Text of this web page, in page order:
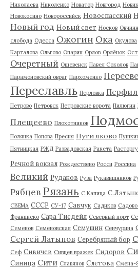
Николаева Николенко Новатор Новгород
Новокосино Новороссийск Новоспасский
Новый год Новый свет Носков
слобода Одесса Ожогин Ока Окулова
Карталова Ольгово Опарин Орлов Орлёнок
Очеретный Ошевенск Павел Соколов
Парамоновский овраг Пархоменко
Переславль Перловка
Петрово Петровск Петровские ворота Пилюгин
Плещеево Плохотников
Полянка Попова Пресня Путилково
Пятницкая РЖД Развадовская Ракета
Речной вокзал Рождествено Росси Россина
Великий Рудаков Руза Рукавишников
Рябцев Рязань С.Капица
СВЕМА СССР СУ-17 Савчук Садиков
Франциско Сара Тисдейл Северный порт
Семенов Семеновская Семушин Сенчурина
Сергей Латыпов Серебряный бор
Сеф Сивичев Сивцев вражек Сидоров
Синица Сити Славянов Слетова Смена-